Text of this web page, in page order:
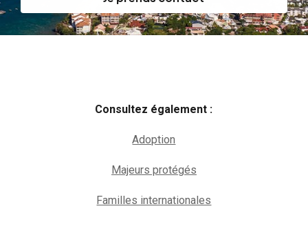
Consultez également :
Adoption
Majeurs protégés
Familles internationales